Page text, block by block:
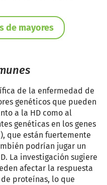
de mayores
de la enfermedad de
genéticos que pueden
a la HD como al
genéticas en los genes
que están fuertemente
podrían jugar un
La investigación sugiere
afectar la respuesta
proteínas, lo que